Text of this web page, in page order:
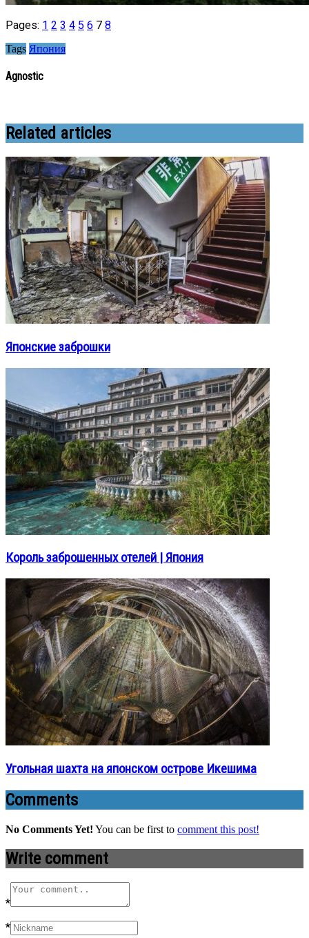
Pages: 1 2 3 4 5 6 7 8
Tags Япония
Agnostic
Related articles
Японские заброшки
Король заброшенных отелей | Япония
Угольная шахта на японском острове Икешима
Comments
No Comments Yet! You can be first to comment this post!
Write comment
*
*